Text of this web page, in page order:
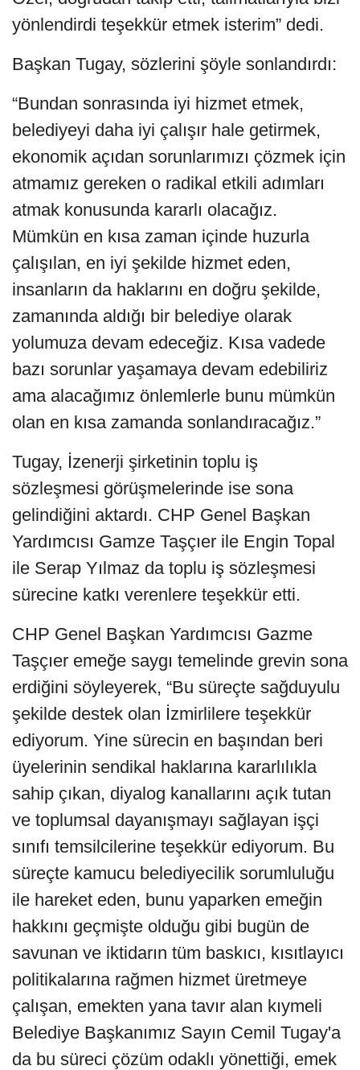
yönlendirdi teşekkür etmek isterim” dedi.
Başkan Tugay, sözlerini şöyle sonlandırdı:
“Bundan sonrasında iyi hizmet etmek,
belediyeyi daha iyi çalışır hale getirmek,
ekonomik açıdan sorunlarımızı çözmek için
atmamız gereken o radikal etkili adımları
atmak konusunda kararlı olacağız.
Mümkün en kısa zaman içinde huzurla
çalışılan, en iyi şekilde hizmet eden,
insanların da haklarını en doğru şekilde,
zamanında aldığı bir belediye olarak
yolumuza devam edeceğiz. Kısa vadede
bazı sorunlar yaşamaya devam edebiliriz
ama alacağımız önlemlerle bunu mümkün
olan en kısa zamanda sonlandıracağız.”
Tugay, İzenerji şirketinin toplu iş
sözleşmesi görüşmelerinde ise sona
gelindiğini aktardı. CHP Genel Başkan
Yardımcısı Gamze Taşçıer ile Engin Topal
ile Serap Yılmaz da toplu iş sözleşmesi
sürecine katkı verenlere teşekkür etti.
CHP Genel Başkan Yardımcısı Gazme
Taşçıer emeğe saygı temelinde grevin sona
erdiğini söyleyerek, “Bu süreçte sağduyulu
şekilde destek olan İzmirlilere teşekkür
ediyorum. Yine sürecin en başından beri
üyelerinin sendikal haklarına kararlılıkla
sahip çıkan, diyalog kanallarını açık tutan
ve toplumsal dayanışmayı sağlayan işçi
sınıfı temsilcilerine teşekkür ediyorum. Bu
süreçte kamucu belediyecilik sorumluluğu
ile hareket eden, bunu yaparken emeğin
hakkını geçmişte olduğu gibi bugün de
savunan ve iktidarın tüm baskıcı, kısıtlayıcı
politikalarına rağmen hizmet üretmeye
çalışan, emekten yana tavır alan kıymeli
Belediye Başkanımız Sayın Cemil Tugay'a
da bu süreci çözüm odaklı yönettiği, emek